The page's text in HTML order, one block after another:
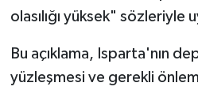
olasılığı yüksek" sözleriyle
Bu açıklama, Isparta'nın
yüzleşmesi ve gerekli